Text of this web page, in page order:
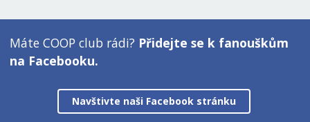
Máte COOP club rádi? Přidejte se k fanouškům
na Facebooku.
Navštivte naši Facebook stránku